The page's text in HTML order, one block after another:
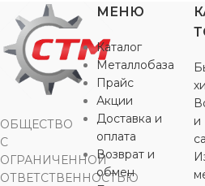
для
хозяйственно-
бытовых нужд
ЦВЕТ
серебристый
МАТЕРИАЛ
для
ЦВЕТ
серебристый
МАТЕРИАЛ
ОБЩЕСТВО
С
ОГРАНИЧЕННОЙ
ОТВЕТСТВЕННОСТЬЮ
МЕНЮ
Каталог
Металлобаза
Прайс
Акции
Доставка и
оплата
Возврат и
обмен
и